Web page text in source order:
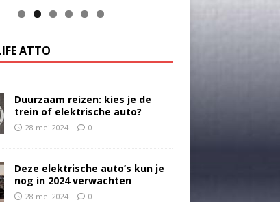
ATTO
Duurzaam reizen: kies je de
trein of elektrische auto?
28 mei 2024 0
Deze elektrische auto’s kun je
nog in 2024 verwachten
28 mei 2024 0